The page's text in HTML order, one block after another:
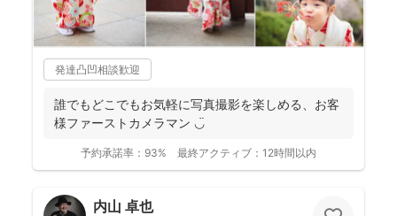
発達凸凹相談歓迎
誰でもどこでもお気軽に写真撮影を楽しめる、お客
様ファーストカメラマン ◡̈
予約承諾率： 93% 最終アクティブ： 12時間以内
内山 卓也